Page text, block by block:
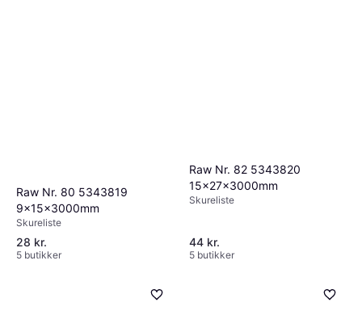
Raw Nr. 80 5343819
9x15x3000mm
Skureliste
28 kr.
5 butikker
Raw Nr. 82 5343820
15x27x3000mm
Skureliste
44 kr.
5 butikker